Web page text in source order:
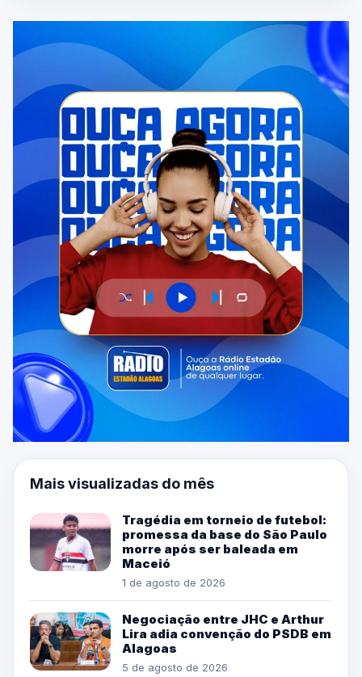
Mais visualizadas do mês
Tragédia em torneio de futebol:
promessa da base do São Paulo
morre após ser baleada em
Maceió
1 de agosto de 2026
Negociação entre JHC e Arthur
Lira adia convenção do PSDB em
Alagoas
5 de agosto de 2026